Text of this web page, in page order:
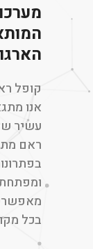
אנו
עשיר
ראם
ב
בכל